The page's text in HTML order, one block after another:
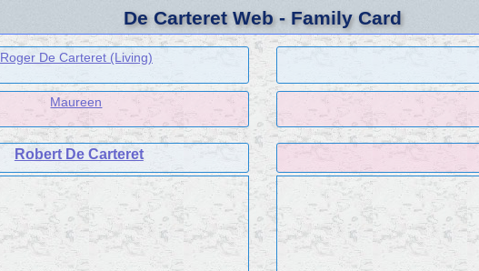
De Carteret Web - Family Card
Roger De Carteret (Living)
Maureen
Robert De Carteret